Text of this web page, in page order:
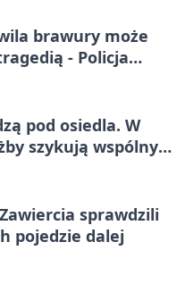
brawury może
- Policja
pod osiedla. W
szykują wspólny
sprawdzili
pojedzie dalej